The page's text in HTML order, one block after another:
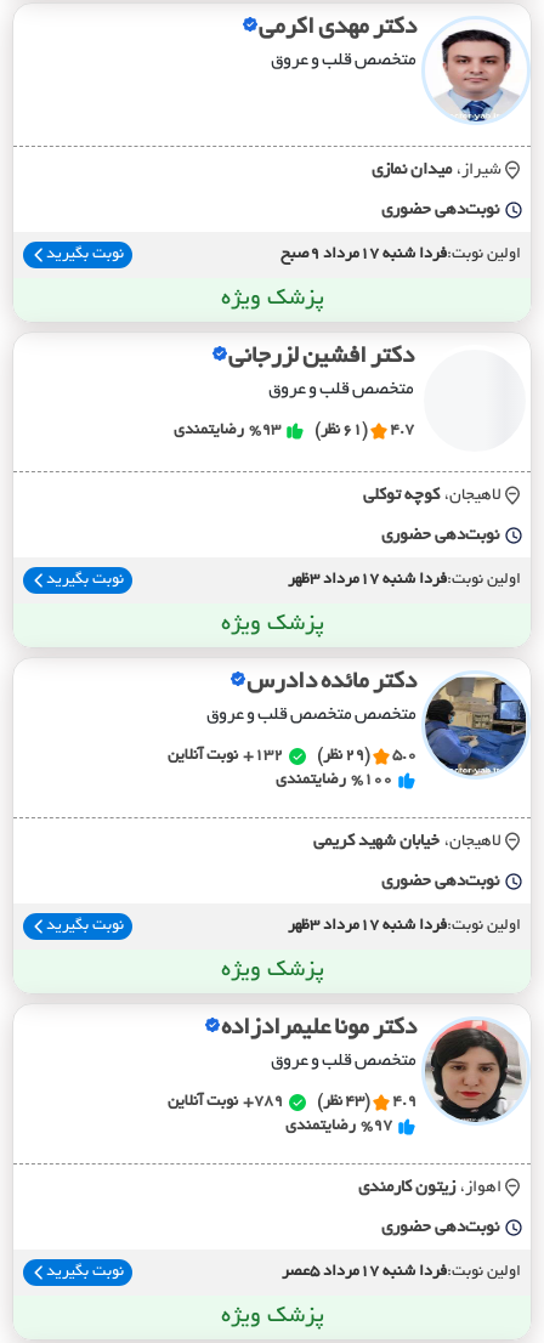
دکتر مهدی اکرمی
متخصص قلب و عروق
شیراز، ميدان نمازي
نوبت‌دهی حضوری
اولین نوبت:فردا شنبه 17مرداد 9صبح نوبت بگیرید
پزشک ویژه
دکتر افشین لزرجانی
متخصص قلب و عروق
4.7 (61 نظر) %93 رضایتمندی
لاهیجان، کوچه توکلي
نوبت‌دهی حضوری
اولین نوبت:فردا شنبه 17مرداد 3ظهر نوبت بگیرید
پزشک ویژه
دکتر مائده دادرس
متخصص متخصص قلب و عروق
5.0 (29 نظر) 132+
نوبت آنلاین
%100 رضایتمندی
لاهیجان، خيابان شهيد کريمي
نوبت‌دهی حضوری
اولین نوبت:فردا شنبه 17مرداد 3ظهر نوبت بگیرید
پزشک ویژه
دکتر مونا علیمرادزاده
متخصص قلب و عروق
4.9 (43 نظر) 789+
نوبت آنلاین
%97 رضایتمندی
اهواز، زيتون کارمندي
نوبت‌دهی حضوری
اولین نوبت:فردا شنبه 17مرداد 5عصر نوبت بگیرید
پزشک ویژه